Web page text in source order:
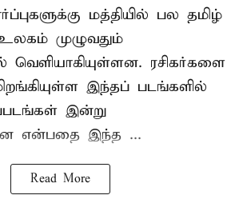
மத்தியில் பல தமிழ்
முழுவதும்
வெளியாகியுள்ளன. ரசிகர்களை
இந்தப் படங்களில்
இன்று
என்பதை இந்த ...
Read More